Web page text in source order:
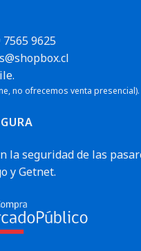
7565 9625
no ofrecemos venta presencial).
la seguridad de las
y Getnet.